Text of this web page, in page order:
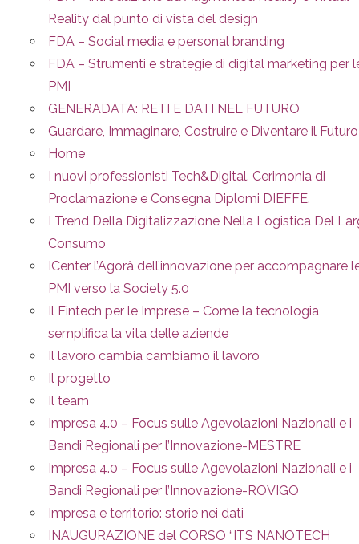
Reality dal punto di vista del design
FDA – Social media e personal branding
FDA – Strumenti e strategie di digital marketing per
PMI
GENERADATA: RETI E DATI NEL FUTURO
Guardare, Immaginare, Costruire e Diventare il Futuro
Home
I nuovi professionisti Tech&Digital. Cerimonia di
Proclamazione e Consegna Diplomi DIEFFE.
I Trend Della Digitalizzazione Nella Logistica Del
Consumo
ICenter l’Agorà dell’innovazione per accompagnare
PMI verso la Society 5.0
Il Fintech per le Imprese – Come la tecnologia
semplifica la vita delle aziende
Il lavoro cambia cambiamo il lavoro
Il progetto
Il team
Impresa 4.0 – Focus sulle Agevolazioni Nazionali e i
Bandi Regionali per l’Innovazione-MESTRE
Impresa 4.0 – Focus sulle Agevolazioni Nazionali e i
Bandi Regionali per l’Innovazione-ROVIGO
Impresa e territorio: storie nei dati
INAUGURAZIONE del CORSO “ITS NANOTECH